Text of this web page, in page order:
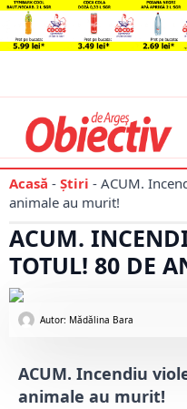
Acasă - Știri - ACUM.
animale au murit!
ACUM.
TOTUL! 80 DE
Autor: Mădălina Bara
ACUM. Incendiu
animale au murit!